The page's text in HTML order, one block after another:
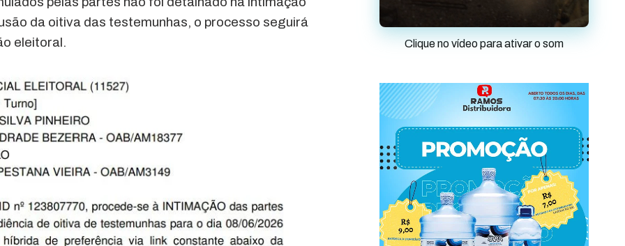
da oitiva das testemunhas, o processo seguirá
eleitoral.
Clique no vídeo para ativar o som